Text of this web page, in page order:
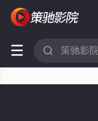
 